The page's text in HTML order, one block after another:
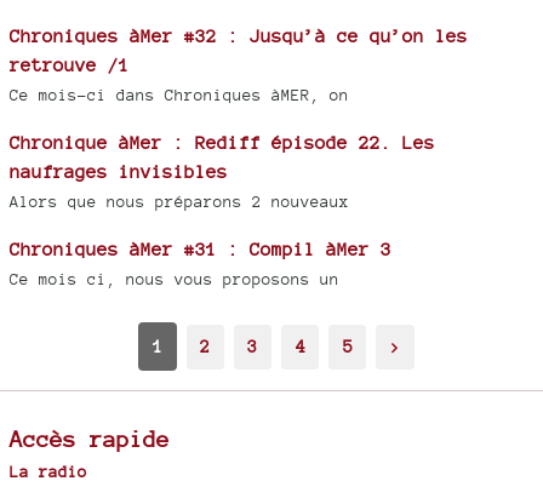
Chroniques àMer #32 : Jusqu’à ce qu’on les
retrouve /1
Ce mois-ci dans Chroniques àMER, on
Chronique àMer : Rediff épisode 22. Les
naufrages invisibles
Alors que nous préparons 2 nouveaux
Chroniques àMer #31 : Compil àMer 3
Ce mois ci, nous vous proposons un
1 2 3 4 5 >
Accès rapide
La radio